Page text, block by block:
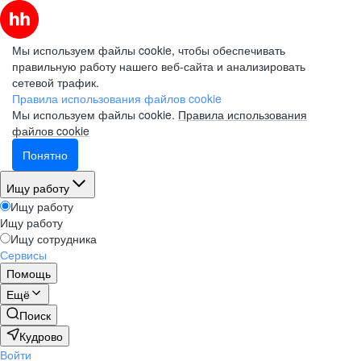
Мы используем файлы cookie, чтобы обеспечивать
правильную работу нашего веб-сайта и анализировать
сетевой трафик.
Правила использования файлов cookie
Мы используем файлы cookie. Правила использования
файлов cookie
Понятно
Ищу работу
Ищу работу
Ищу работу
Ищу сотрудника
Сервисы
Помощь
Ещё
Поиск
Кудрово
Войти